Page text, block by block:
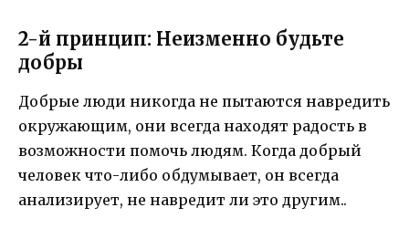
2-й принцип: Неизменно будьте
добры
Добрые люди никогда не пытаются навредить
окружающим, они всегда находят радость в
возможности помочь людям. Когда добрый
человек что-либо обдумывает, он всегда
анализирует, не навредит ли это другим..